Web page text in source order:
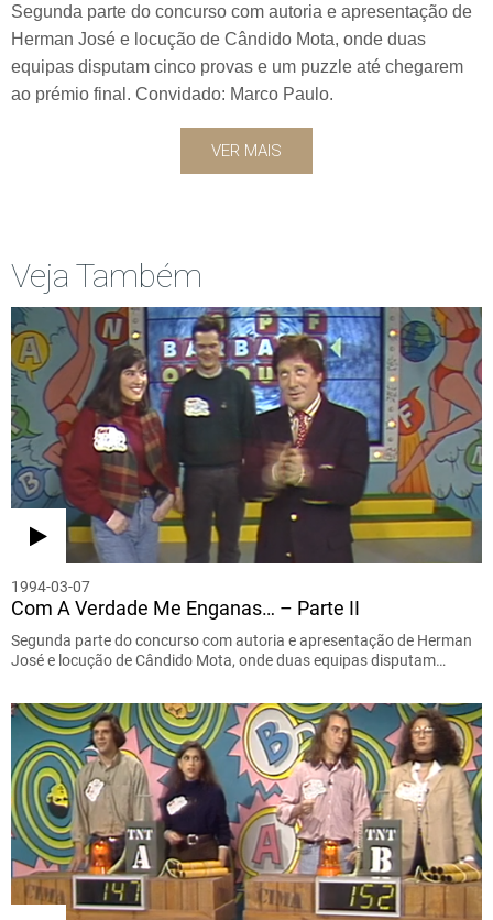
Segunda parte do concurso com autoria e apresentação de
Herman José e locução de Cândido Mota, onde duas
equipas disputam cinco provas e um puzzle até chegarem
ao prémio final. Convidado: Marco Paulo.
VER MAIS
Veja Também
1994-03-07
Com A Verdade Me Enganas… – Parte II
Segunda parte do concurso com autoria e apresentação de Herman
José e locução de Cândido Mota, onde duas equipas disputam…